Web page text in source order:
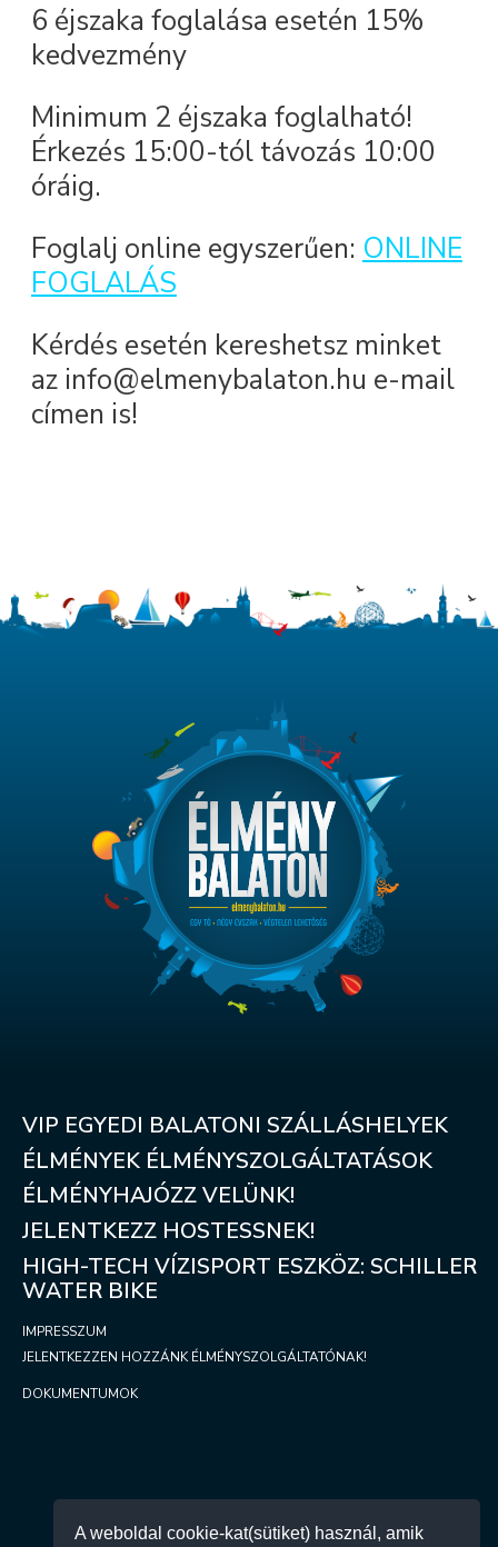
A weboldal cookie-kat(sütiket) használ, amik
6 éjszaka foglalása esetén 15%
kedvezmény
Minimum 2 éjszaka foglalható!
Érkezés 15:00-tól távozás 10:00
óráig.
Foglalj online egyszerűen: ONLINE
FOGLALÁS
Kérdés esetén kereshetsz minket
az info@elmenybalaton.hu e-mail
címen is!
VIP EGYEDI BALATONI SZÁLLÁSHELYEK
ÉLMÉNYEK ÉLMÉNYSZOLGÁLTATÁSOK
ÉLMÉNYHAJÓZZ VELÜNK!
JELENTKEZZ HOSTESSNEK!
HIGH-TECH VÍZISPORT ESZKÖZ: SCHILLER
WATER BIKE
IMPRESSZUM
JELENTKEZZEN HOZZÁNK ÉLMÉNYSZOLGÁLTATÓNAK!
DOKUMENTUMOK